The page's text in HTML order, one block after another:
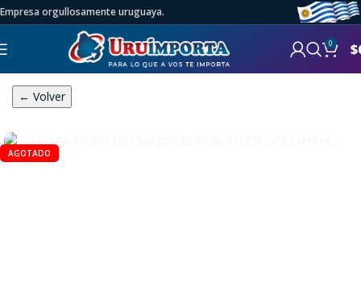
Empresa orgullosamente uruguaya.
0 $
← Volver
AGOTADO